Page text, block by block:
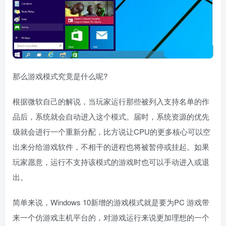
那么游戏模式究竟是什么呢?
根据微软自己的解说，当玩家运行那些被列入支持名单的作
品后，系统就会自动进入这个模式。届时，系统资源的优先
级就会进行一个重新分配，比方说让CPU的更多核心可以空
出来分给游戏软件，不相干的进程也将被暂停或挂起。如果
玩家愿意，运行不支持该模式的游戏时也可以手动进入或退
出。
简单来说，Windows 10新增的游戏模式就是要为PC 游戏带
来一个仿游戏主机平台的，对游戏运行来说更加理想的一个